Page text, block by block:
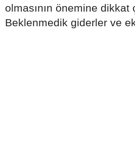
olmasının önemine dikkat
Beklenmedik giderler ve